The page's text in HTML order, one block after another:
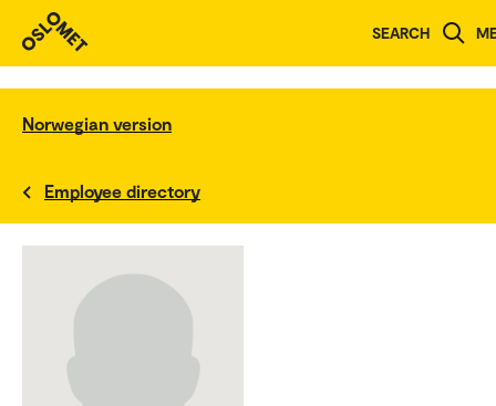
SEARCH
Norwegian version
Employee directory